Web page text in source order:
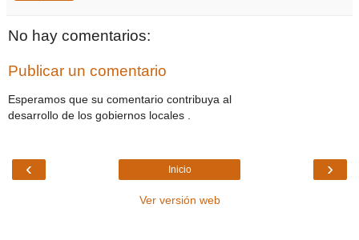
No hay comentarios:
Publicar un comentario
Esperamos que su comentario contribuya al
desarrollo de los gobiernos locales .
‹ ›
Inicio
Ver versión web